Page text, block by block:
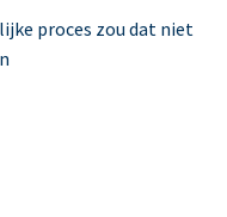
proces zou dat niet